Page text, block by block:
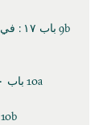
9b باب ١٧ : في معرفة الماضي والباقي من الساعات بقياس الظل
10a باب ٢٠ : في معرفة الارتفاع الذي لا سمت له لمصر ايضا
10b باب ٢٢ : في معرفة مطلع البروج بالفلك المستقيم